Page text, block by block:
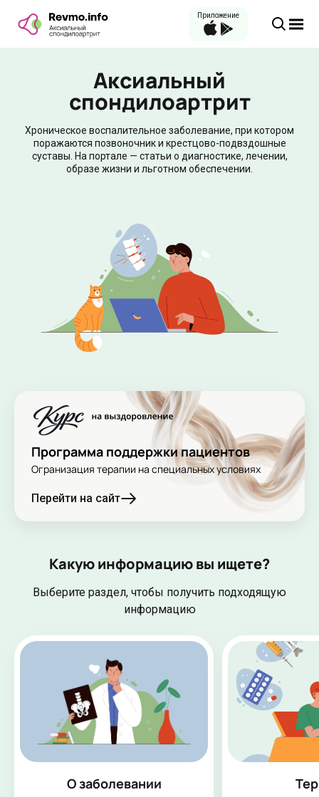
Приложение
Аксиальный
спондилоартрит
Хроническое воспалительное заболевание, при котором
поражаются позвоночник и крестцово-подвздошные
суставы. На портале — статьи о диагностике, лечении,
образе жизни и льготном обеспечении.
Программа поддержки пациентов
Огранизация терапии на специальных условиях
Перейти на сайт
Какую информацию вы ищете?
Выберите раздел, чтобы получить подходящую
информацию
О заболевании